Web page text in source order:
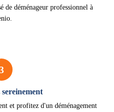
de déménageur professionnel à
sereinement
et profitez d'un déménagement